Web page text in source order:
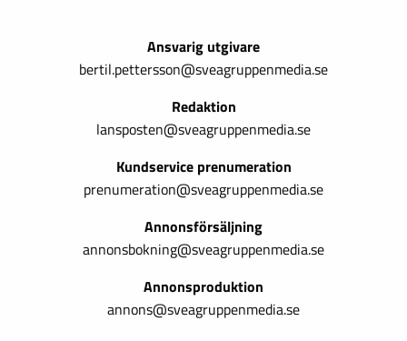
Ansvarig utgivare
bertil.pettersson@sveagruppenmedia.se
Redaktion
lansposten@sveagruppenmedia.se
Kundservice prenumeration
prenumeration@sveagruppenmedia.se
Annonsförsäljning
annonsbokning@sveagruppenmedia.se
Annonsproduktion
annons@sveagruppenmedia.se